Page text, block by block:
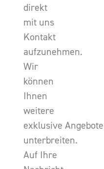
direkt
mit uns
Kontakt
aufzunehmen.
Wir
können
Ihnen
weitere
exklusive Angebote
unterbreiten.
Auf Ihre